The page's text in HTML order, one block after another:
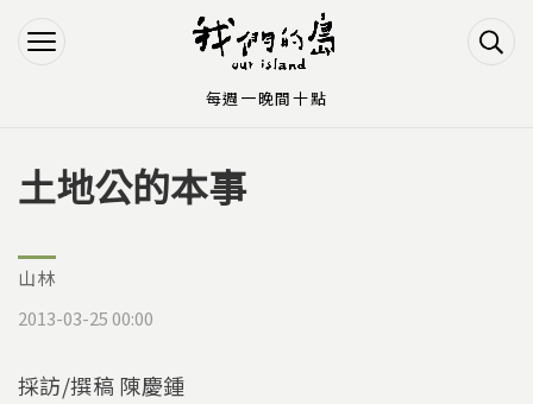
Jump to Navigation
Jump to Main content
您在這裡
土地公的本事
山林
2013-03-25 00:00
採訪/撰稿 陳慶鍾
每週一晚間十點